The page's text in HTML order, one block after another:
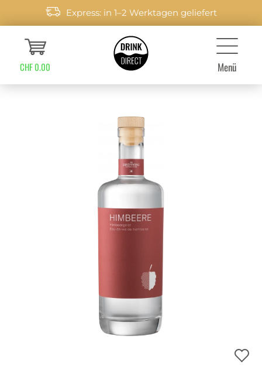
Express: in 1–2 Werktagen geliefert
CHF 0.00 Menü